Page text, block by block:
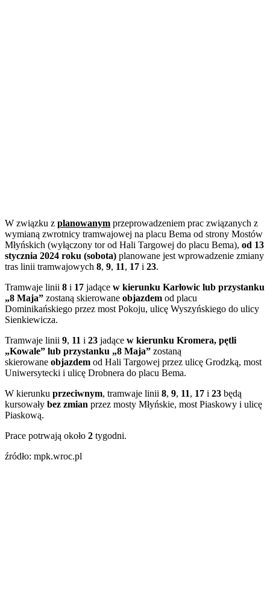
W związku z planowanym przeprowadzeniem prac związanych z
wymianą zwrotnicy tramwajowej na placu Bema od strony Mostów
Młyńskich (wyłączony tor od Hali Targowej do placu Bema), od 13
stycznia 2024 roku (sobota) planowane jest wprowadzenie zmiany
tras linii tramwajowych 8, 9, 11, 17 i 23.
Tramwaje linii 8 i 17 jadące w kierunku Karłowic lub przystanku
„8 Maja” zostaną skierowane objazdem od placu
Dominikańskiego przez most Pokoju, ulicę Wyszyńskiego do ulicy
Sienkiewicza.
Tramwaje linii 9, 11 i 23 jadące w kierunku Kromera, pętli
„Kowale” lub przystanku „8 Maja” zostaną
skierowane objazdem od Hali Targowej przez ulicę Grodzką, most
Uniwersytecki i ulicę Drobnera do placu Bema.
W kierunku przeciwnym, tramwaje linii 8, 9, 11, 17 i 23 będą
kursowały bez zmian przez mosty Młyńskie, most Piaskowy i ulicę
Piaskową.
Prace potrwają około 2 tygodni.
źródło: mpk.wroc.pl